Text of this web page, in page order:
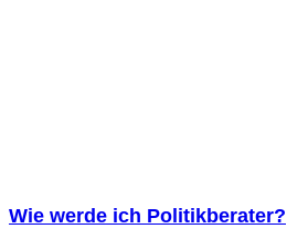
Wie werde ich Politikberater?